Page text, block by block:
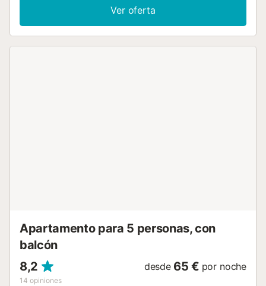
tardes. La propiedad ofrece acceso a una zona exterior
compartida con piscina abierta del 15 de junio al 15 de
septiembre, jardín, pista de pádel y parque infantil. El
Ver oferta
Apartamento para 5 personas, con
balcón
8,2
14 opiniones
desde 65 € por noche